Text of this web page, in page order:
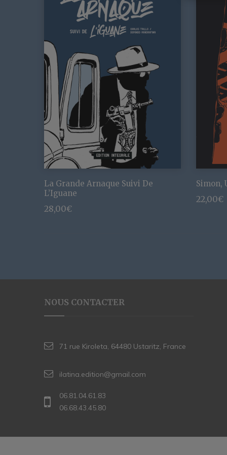
La Grande Arnaque Suivi De
L’Iguane
28,00€
Simon,
22,00€
NOUS CONTACTER
71 rue Kiroleta, 64480 Ustaritz, France
ilatina.edition@gmail.com
06.81.04.61.83
06.68.43.45.80